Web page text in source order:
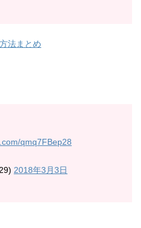
法まとめ
qmq7FBep28
2018年3月3日